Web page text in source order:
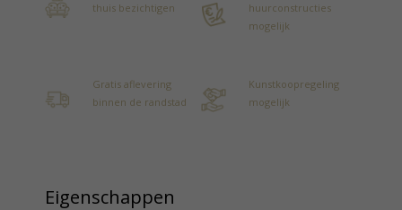
thuis bezichtigen
huurconstructies
mogelijk
Gratis aflevering
binnen de randstad
Kunstkoopregeling
mogelijk
Eigenschappen